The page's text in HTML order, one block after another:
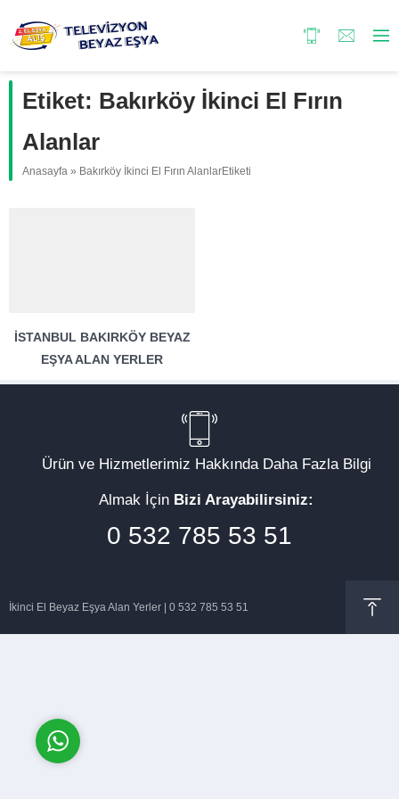
Etiket: Bakırköy İkinci El Fırın
Alanlar
Anasayfa » Bakırköy İkinci El Fırın AlanlarEtiketi
İSTANBUL BAKIRKÖY BEYAZ
EŞYA ALAN YERLER
Ürün ve Hizmetlerimiz Hakkında Daha Fazla Bilgi
Almak İçin Bizi Arayabilirsiniz:
0 532 785 53 51
İkinci El Beyaz Eşya Alan Yerler | 0 532 785 53 51